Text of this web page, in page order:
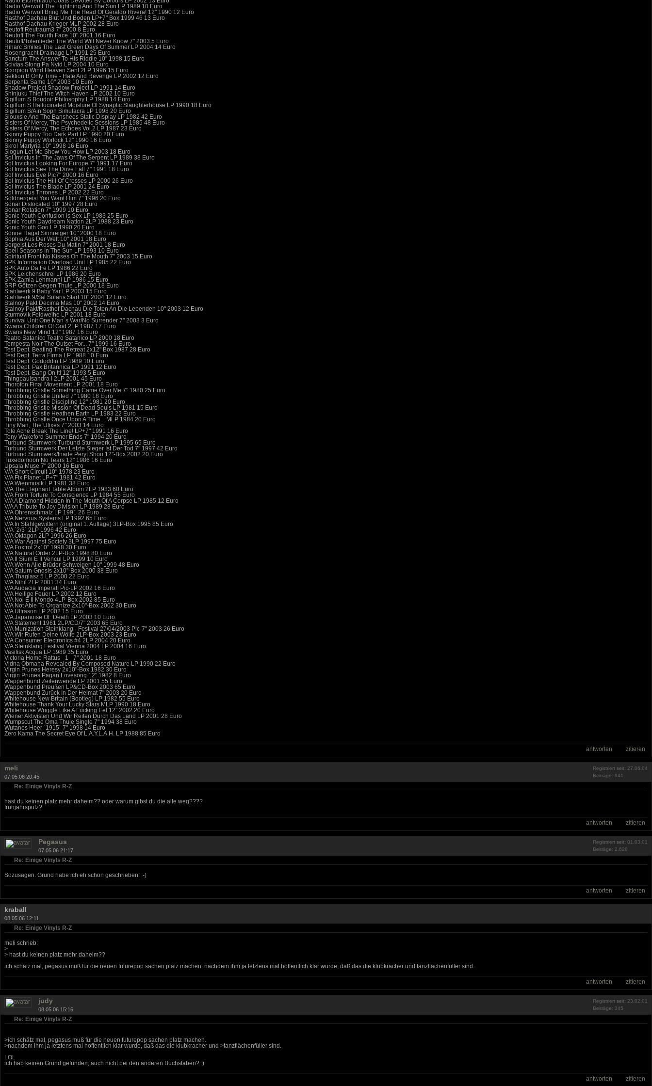
Radio Werwolf The Lightning And The Sun LP 1989 10 Euro
Radio Werwolf Bring Me The Head Of Geraldo Rivera! 12" 1990 12 Euro
Rasthof Dachau Blut Und Boden LP+7" Box 1999 46 13 Euro
Rasthof Dachau Krieger MLP 2002 28 Euro
Reutoff Reutraum3 7" 2000 8 Euro
Reutoff The Fourth Face 10" 2001 16 Euro
Reutoff/Totenlieder The World Will Never Know 7" 2003 5 Euro
Riharc Smiles The Last Green Days Of Summer LP 2004 14 Euro
Rosengracht Drainage LP 1991 25 Euro
Sanctum The Answer To His Riddle 10" 1998 15 Euro
Scivias Stong Pa Nyid LP 2004 10 Euro
Scorpion Wind Heaven Sent 2LP 1996 15 Euro
Sektion B Only Time - Hate And Revenge LP 2002 12 Euro
Serpenta Same 10" 2003 10 Euro
Shadow Project Shadow Project LP 1991 14 Euro
Shinjuku Thief The Witch Haven LP 2002 10 Euro
Sigillum S Boudoir Philosophy LP 1988 14 Euro
Sigillum S Hallucinated Moisture Of Synaptic Slaughterhouse LP 1990 18 Euro
Sigillum S/Ain Soph Simulacra LP 1998 20 Euro
Siouxsie And The Banshees Static Display LP 1982 42 Euro
Sisters Of Mercy, The Psychedelic Sessions LP 1985 48 Euro
Sisters Of Mercy, The Echoes Vol.2 LP 1987 23 Euro
Skinny Puppy Too Dark Part LP 1990 20 Euro
Skinny Puppy Worlock 12" 1990 16 Euro
Skrol Martyria 10" 1998 16 Euro
Slogun Let Me Show You How LP 2003 18 Euro
Sol Invictus In The Jaws Of The Serpent LP 1989 38 Euro
Sol Invictus Looking For Europe 7" 1991 17 Euro
Sol Invictus See The Dove Fall 7" 1991 18 Euro
Sol Invictus Eve Pic7" 2000 16 Euro
Sol Invictus The Hill Of Crosses LP 2000 26 Euro
Sol Invictus The Blade LP 2001 24 Euro
Sol Invictus Thrones LP 2002 22 Euro
Söldnergeist You Want Him 7" 1996 20 Euro
Sonar Dislocated 10" 1997 28 Euro
Sonar Rotation 7" 1999 10 Euro
Sonic Youth Confusion Is Sex LP 1983 25 Euro
Sonic Youth Daydream Nation 2LP 1988 23 Euro
Sonic Youth Goo LP 1990 20 Euro
Sonne Hagal Sinnreiger 10" 2000 18 Euro
Sophia Aus Der Welt 10" 2001 18 Euro
Sorgeist Les Roses Du Matin 7" 2001 18 Euro
Spell Seasons In The Sun LP 1993 10 Euro
Spiritual Front No Kisses On The Mouth 7" 2003 15 Euro
SPK Information Overload Unit LP 1985 22 Euro
SPK Auto Da Fe LP 1986 22 Euro
SPK Leichenschrei LP 1986 20 Euro
SPK Zamia Lehmanni LP 1986 15 Euro
SRP Götzen Gegen Thule LP 2000 18 Euro
Stahlwerk 9 Baby Yar LP 2003 15 Euro
Stahlwerk 9/Sal Solaris Start 10" 2004 12 Euro
Stalnoy Pakt Decima Mas 10" 2002 14 Euro
Stalnoy Pakt/Rasthof Dachau Die Toten An Die Lebenden 10" 2003 12 Euro
Sturmovik Feldweihe LP 2001 18 Euro
Survival Unit One Man´s War/No Surrender 7" 2003 3 Euro
Swans Children Of God 2LP 1987 17 Euro
Swans New Mind 12" 1987 16 Euro
Teatro Satanico Teatro Satanico LP 2000 18 Euro
Tempesta Noir The Outset For... 7" 1999 16 Euro
Test Dept. Beating The Retreat 2x12" Box 1987 28 Euro
Test Dept. Terra Firma LP 1988 10 Euro
Test Dept. Gododdin LP 1989 10 Euro
Test Dept. Pax Britannica LP 1991 12 Euro
Test Dept. Bang On It! 12" 1993 5 Euro
Thingpaulsandra I 2LP 2001 45 Euro
Thorofon Final Movement LP 2001 18 Euro
Throbbing Gristle Something Came Over Me 7" 1980 25 Euro
Throbbing Gristle United 7" 1980 18 Euro
Throbbing Gristle Discipline 12" 1981 20 Euro
Throbbing Gristle Mission Of Dead Souls LP 1981 15 Euro
Throbbing Gristle Heathen Earth LP 1983 22 Euro
Throbbing Gristle Once Upon A Time... MLP 1984 20 Euro
Tiny Man, The Ulixes 7" 2003 14 Euro
Tole Ache Break The Line! LP+7" 1991 16 Euro
Tony Wakeford Summer Ends 7" 1994 20 Euro
Turbund Sturmwerk Turbund Sturmwerk LP 1995 65 Euro
Turbund Sturmwerk Der Letzte Sieger Ist Der Tod 7" 1997 42 Euro
Turbund Sturmwerk/Inade Peryt Shou 12"-Box 2002 20 Euro
Tuxedomoon No Tears 12" 1986 16 Euro
Upsala Muse 7" 2000 16 Euro
V/A Short Circuit 10" 1978 23 Euro
V/A Fix Planet LP+7" 1981 42 Euro
V/A Wienmusik LP 1981 38 Euro
V/A The Elephant Table Album 2LP 1983 60 Euro
V/A From Torture To Conscience LP 1984 55 Euro
V/A A Diamond Hidden In The Mouth Of A Corpse LP 1985 12 Euro
V/A A Tribute To Joy Division LP 1989 28 Euro
V/A Ohrenschmalz LP 1991 26 Euro
V/A Nervous Systems LP 1992 65 Euro
V/A In Stahlgewittern (original 1. Auflage) 3LP-Box 1995 85 Euro
V/A `2/3´ 2LP 1996 42 Euro
V/A Oktagon 2LP 1996 26 Euro
V/A War Against Society 3LP 1997 75 Euro
V/A Foxtrot 2x10" 1998 30 Euro
V/A Natural Order 2LP-Box 1998 80 Euro
V/A Il Sium E Il Vencul LP 1999 10 Euro
V/A Wenn Alle Brüder Schweigen 10" 1999 48 Euro
V/A Saturn Gnosis 2x10"-Box 2000 38 Euro
V/A Thaglasz 5 LP 2000 22 Euro
V/A Nihil 2LP 2001 34 Euro
V/A Audacia Imperat! Pic-LP 2002 16 Euro
V/A Heilige Feuer LP 2002 12 Euro
V/A Noi E Il Mondo 4LP-Box 2002 85 Euro
V/A Not Able To Organize 2x10"-Box 2002 30 Euro
V/A Ultrason LP 2002 15 Euro
V/A Japanoise OF Death LP 2003 10 Euro
V/A Statement 1961 2LP/CD/7" 2003 65 Euro
V/A Munization Steinklang - Festival 27/04/2003 Pic-7" 2003 26 Euro
V/A Wir Rufen Deine Wölfe 2LP-Box 2003 23 Euro
V/A Consumer Electronics #4 2LP 2004 20 Euro
V/A Steinklang Festival Vienna 2004 LP 2004 16 Euro
Vasilisk Acqua LP 1989 35 Euro
Victoria Homo Rattus _1_ 7" 2001 18 Euro
Vidna Obmana Revealed By Composed Nature LP 1990 22 Euro
Virgin Prunes Heresy 2x10"-Box 1982 30 Euro
Virgin Prunes Pagan Lovesong 12" 1982 8 Euro
Wappenbund Zeitenwende LP 2001 55 Euro
Wappenbund Preußen LP&CD-Box 2003 65 Euro
Wappenbund Zurück In Der Heimat 7" 2003 20 Euro
Whitehouse New Britain (Bootleg) LP 1982 55 Euro
Whitehouse Thank Your Lucky Stars MLP 1990 18 Euro
Whitehouse Wriggle Like A Fucking Eel 12" 2002 20 Euro
Wiener Aktivisten Und Wir Reiten Durch Das Land LP 2001 28 Euro
Wumpscut The Oma Thule Single 7" 1994 38 Euro
Wutanes Heer `1915´ 7" 1998 14 Euro
Zero Kama The Secret Eye Of L.A.Y.L.A.H. LP 1988 85 Euro
antworten zitieren
Registriert seit: 27.06.04
Beiträge: 941
meli
07.05.06 20:45
Re: Einige Vinyls R-Z
hast du keinen platz mehr daheim?? oder warum gibst du die alle weg????
frühjahrsputz?
antworten zitieren
Registriert seit: 01.03.01
Beiträge: 2.628
Pegasus
07.05.06 21:17
Re: Einige Vinyls R-Z
Sozusagen. Grund habe ich eh schon geschrieben. :-)
antworten zitieren
kraball
08.05.06 12:11
Re: Einige Vinyls R-Z
meli schrieb:
>
> hast du keinen platz mehr daheim??
ich schätz mal, pegasus muß für die neuen futurepop sachen platz machen. nachdem ihm ja letztens mal hoffentlich klar wurde, daß das die klubkracher und tanzflächenfüller sind.
antworten zitieren
Registriert seit: 23.02.01
Beiträge: 345
judy
08.05.06 15:16
Re: Einige Vinyls R-Z
>ich schätz mal, pegasus muß für die neuen futurepop sachen platz machen.
>nachdem ihm ja letztens mal hoffentlich klar wurde, daß das die klubkracher und >tanzflächenfüller sind.
LOL
ich hab keinen Grund gefunden, auch nicht bei den anderen Buchstaben? :)
antworten zitieren